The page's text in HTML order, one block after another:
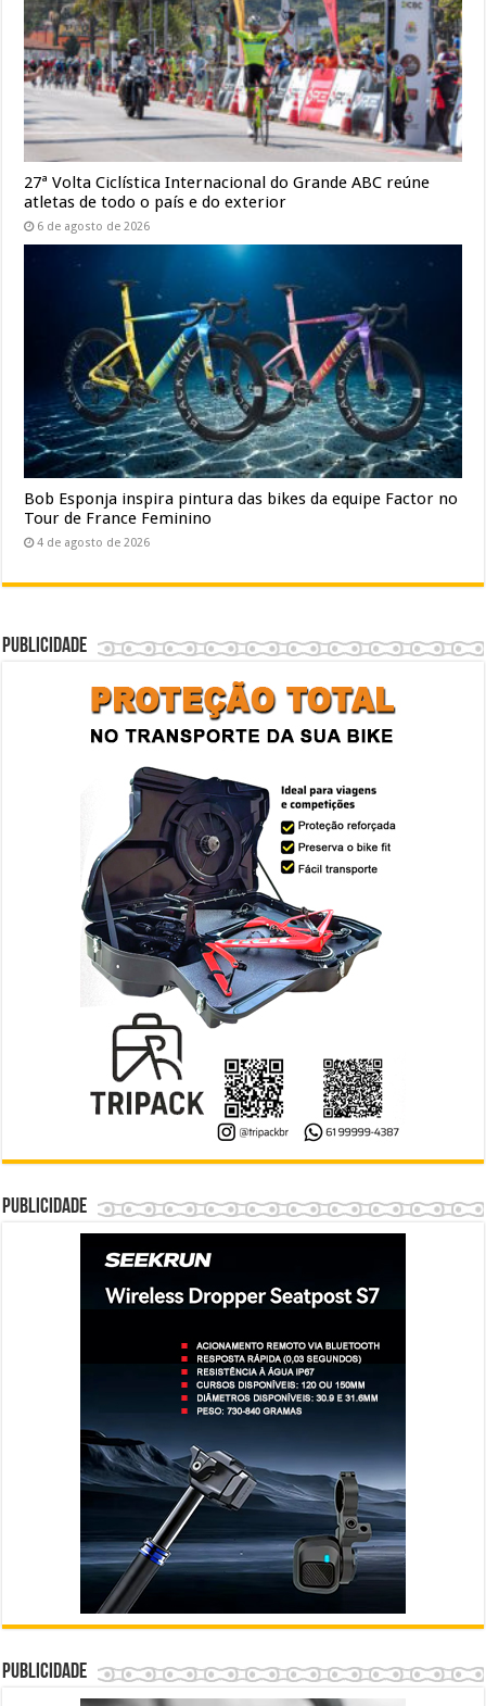
27ª Volta Ciclística Internacional do Grande ABC reúne
atletas de todo o país e do exterior
6 de agosto de 2026
Bob Esponja inspira pintura das bikes da equipe Factor no
Tour de France Feminino
4 de agosto de 2026
Publicidade
Publicidade
Publicidade